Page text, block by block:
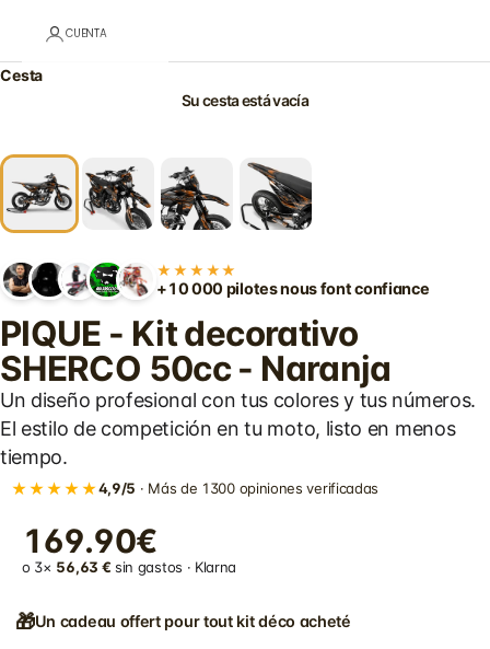
CUENTA
Cesta
Su cesta está vacía
★★★★★
+10 000 pilotes nous font confiance
PIQUE - Kit decorativo
SHERCO 50cc - Naranja
Un diseño profesional con tus colores y tus números.
El estilo de competición en tu moto, listo en menos
tiempo.
★★★★★4,9/5 · Más de 1300 opiniones verificadas
169.90€
o 3× 56,63 € sin gastos · Klarna
🎁Un cadeau offert pour tout kit déco acheté